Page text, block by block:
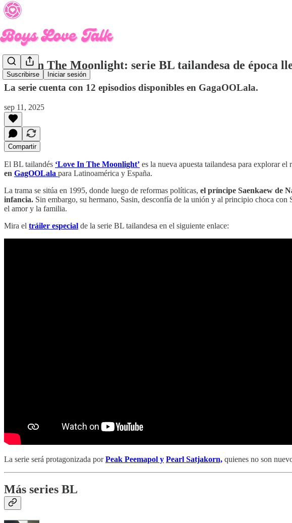
Suscribirse Iniciar sesión
Love In The Moonlight: serie BL tailandesa de época
La serie cuenta con 12 episodios disponibles en GagaOOLala.
sep 11, 2025
Compartir
El BL tailandés ‘Love In The Moonlight’ es la nueva apuesta tailandesa para explorar
en GagOOLala para Latinoamérica y España.
La trama se sitúa en 1995, donde luego de reformas políticas, el príncipe Saenkaew de
infancia. Sin embargo, su hermano, Sasin, desconfía de la unión y al principio choca
el amor y la familia.
Mira el tráiler especial de la serie BL tailandesa en el siguiente enlace:
La serie será protagonizada porPeak Peemapol y Pearl Satjakorn, quienes no son
Más series BL